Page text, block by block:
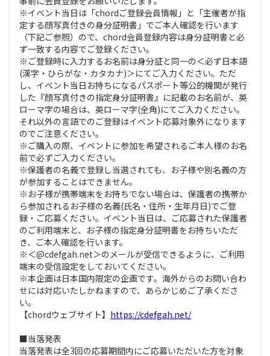
※イベント当日は「chordご登録会員情報」と「主催者が指
定する顔写真付きの身分証明書」でご本人確認を行います
（下記ご参照）ので、chord会員登録内容は身分証明書と必
ず一致する内容でご登録ください。
※ご登録時に入力するお名前は身分証と同一の＜必ず日本語
(漢字・ひらがな・カタカナ)＞にてご入力ください。ただ
し、イベント当日お持ちになるパスポート等公的機関が発行
した『顔写真付きの指定身分証明書』に記載のお名前が、英
ローマ字の場合は、英ローマ字(全角)にてご入力ください。
それ以外の言語でのご登録はイベント応募対象外になります
のでご注意ください。
※ご購入の際、イベントに参加を希望されるご本人様のお名
前で必ずご入力ください。
※保護者の名義で登録し当選されても、お子様や別名義の方
が参加することはできません。
※お子様が携帯端末をお持ちでない場合は、保護者の携帯か
ら参加されるお子様の名義(氏名・住所・生年月日)でご登
録・ご応募ください。イベント当日は、ご応募された保護者
のご利用端末と、お子様の指定身分証明書をお持ちいただ
き、ご本人確認を行います。
※＜@cdefgah.net＞のメールが受信できるように、ご利用
端末の受信設定をしておいてください。
※本企画は日本国内限定の企画です。海外からのお問い合わ
せには対応いたしかねますので、あらかじめご了承くださ
い。
【chordウェブサイト】 https://cdefgah.net/
■当落発表
当落発表は全3回の応募期間内にご応募いただいた方を対象